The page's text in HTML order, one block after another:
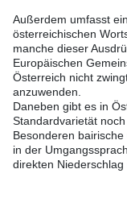
Außerdem umfasst
österreichischen
manche dieser
Europäischen
Österreich nicht
anzuwenden.
Daneben gibt es in
Standardvarietät
Besonderen
in der
direkten Niederschlag